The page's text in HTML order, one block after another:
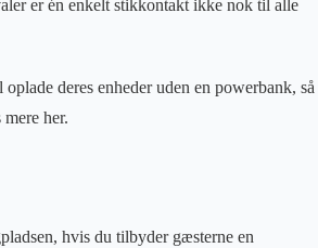
er én enkelt stikkontakt ikke nok til alle
deres enheder uden en powerbank, så
her.
hvis du tilbyder gæsterne en